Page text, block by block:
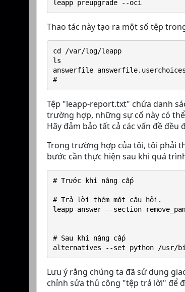
leapp preupgrade --oci
Thao tác này tạo ra một số tệp
cd /var/log/leapp
ls
answerfile
#
Tệp "leapp-report.txt" chứa danh
trường hợp, những sự cố này có
Hãy đảm bảo tất cả các vấn đề
Trong trường hợp của tôi, tôi phải
bước cần thực hiện sau khi quá
# Trước khi nâng cấp
# Trả lời thêm một câu hỏi.
leapp answer --section
# Sau khi nâng cấp
alternatives --set python /usr/
Lưu ý rằng chúng ta đã sử dụng
chỉnh sửa thủ công "tệp trả lời" để